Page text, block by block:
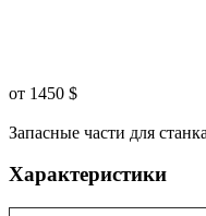
от 1450 $
Запасные части для станка
Характеристики